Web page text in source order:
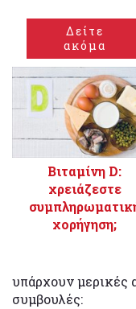
Δείτε
ακόμα
Βιταμίνη D:
χρειάζεστε
χορήγηση;
υπάρχουν μερικές
συμβουλές: